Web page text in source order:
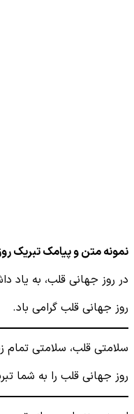
نمونه متن و پیامک تبریک
در روز جهانی قلب، به یاد
روز جهانی قلب گرامی باد.
سلامتی قلب، سلامتی تمام
روز جهانی قلب را به شما